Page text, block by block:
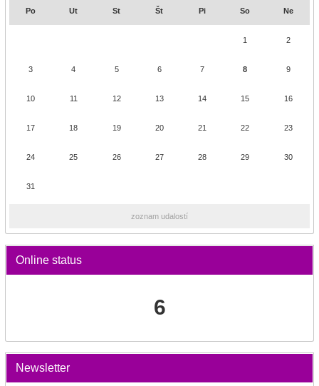
Po Ut St Št Pi So Ne
1 2
3 4 5 6 7 8 9
10 11 12 13 14 15 16
17 18 19 20 21 22 23
24 25 26 27 28 29 30
31
zoznam udalostí
Online status
6
Newsletter